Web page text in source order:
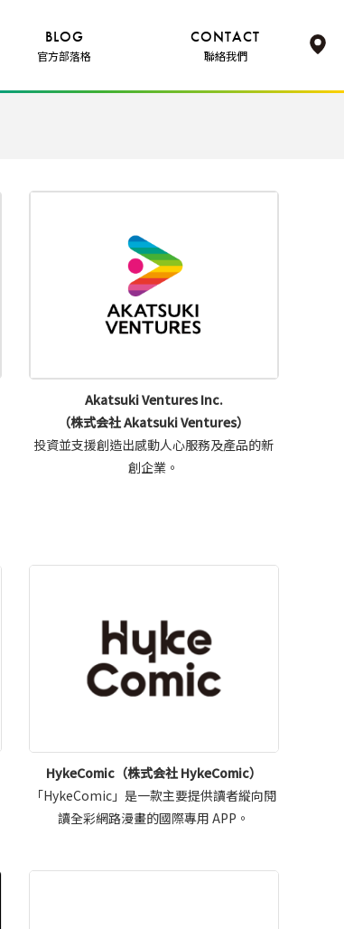
BLOG
官方部落格
CONTACT
聯絡我們
Akatsuki Ventures Inc.
（株式会社 Akatsuki Ventures）
投資並支援創造出感動人心服務及產品的新
創企業。
HykeComic（株式会社 HykeComic）
「HykeComic」是一款主要提供讀者縱向閱
讀全彩網路漫畫的國際專用 APP。